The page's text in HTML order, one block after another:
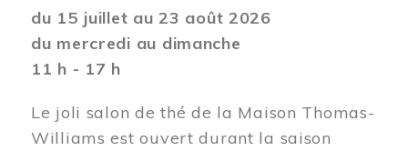
du 15 juillet au 23 août 2026
du mercredi au dimanche
11 h - 17 h
Le joli salon de thé de la Maison Thomas-
Williams est ouvert durant la saison